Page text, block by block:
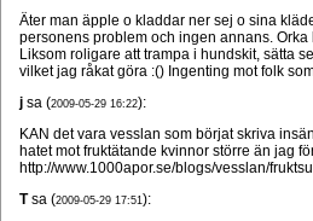
Äter man äpple o kladdar ner sej o sina
personens problem och ingen annans. Orka
Liksom roligare att trampa i hundskit, sätta
vilket jag råkat göra :() Ingenting mot folk
j sa (2009-05-29 16:22):
KAN det vara vesslan som börjat skriva
hatet mot fruktätande kvinnor större än jag
http://www.1000apor.se/blogs/vesslan/
Tsa (2009-05-29 17:51):